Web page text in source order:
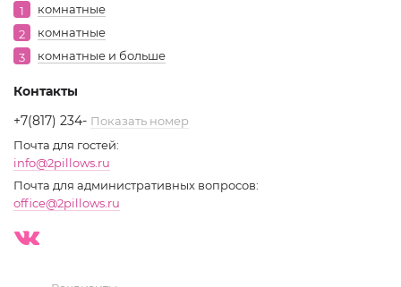
Квартира
в
городе
Вологда
на
ул.
Галкинская,
д.
1
комнатные
2
комнатные
3
комнатные и больше
Контакты
+7(817) 234- Показать номер
Почта для гостей:
info@2pillows.ru
Почта для административных вопросов:
office@2pillows.ru